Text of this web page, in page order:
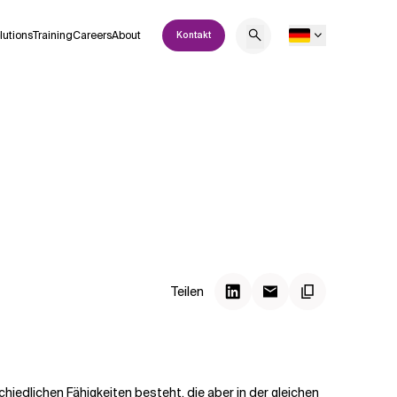
TrainingCareersAbout Kontakt
Teilen
Fähigkeiten besteht, die aber in der gleichen